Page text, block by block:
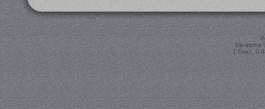
Deutsche
[ Time :